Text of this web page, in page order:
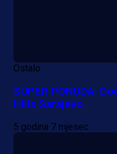
Ostalo
SUPER PONUDA:
Hills Sarajevo
5 godina 7 mjesec